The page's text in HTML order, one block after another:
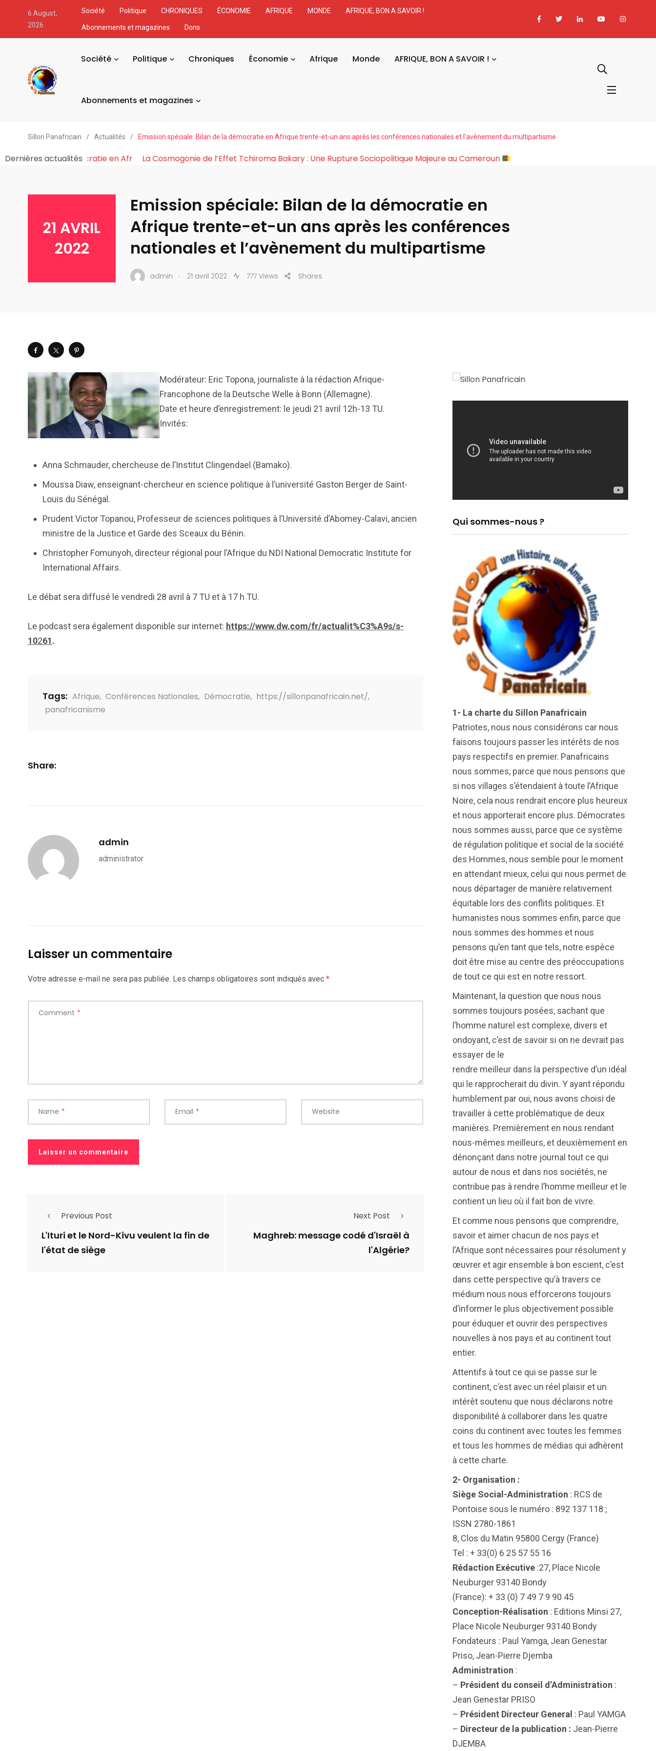
6 August,
2026
Société Politique CHRONIQUES ÉCONOMIE AFRIQUE MONDE AFRIQUE, BON A SAVOIR !
Abonnements et magazines Dons
Société Politique Chroniques Économie Afrique Monde AFRIQUE, BON A SAVOIR !
Abonnements et magazines
Sillon Panafricain / Actualités / Emission spéciale: Bilan de la démocratie en Afrique trente-et-un ans après les conférences nationales et l’avènement du multipartisme
Dernières actualités
Pouvoir Fabrique et Asphyxie la Démocratie en Afr La Cosmogonie de l’Effet Tchiroma Bakary : Une Rupture Sociopolitique Majeure au Cameroun
21 AVRIL
2022
Emission spéciale: Bilan de la démocratie en
Afrique trente-et-un ans après les conférences
nationales et l’avènement du multipartisme
admin . 21 avril 2022 777 Views Shares
Modérateur: Eric Topona, journaliste à la rédaction Afrique-
Francophone de la Deutsche Welle à Bonn (Allemagne).
Date et heure d’enregistrement: le jeudi 21 avril 12h-13 TU.
Invités:
Anna Schmauder, chercheuse de l’Institut Clingendael (Bamako).
Moussa Diaw, enseignant-chercheur en science politique à l’université Gaston Berger de Saint-
Louis du Sénégal.
Prudent Victor Topanou, Professeur de sciences politiques à l’Université d’Abomey-Calavi, ancien
ministre de la Justice et Garde des Sceaux du Bénin.
Christopher Fomunyoh, directeur régional pour l’Afrique du NDI National Democratic Institute for
International Affairs.
Le débat sera diffusé le vendredi 28 avril à 7 TU et à 17 h TU.
Le podcast sera également disponible sur internet: https://www.dw.com/fr/actualit%C3%A9s/s-
10261.
Tags: Afrique, Conférences Nationales, Démocratie, https://sillonpanafricain.net/,
panafricanisme
Share:
admin
administrator
Laisser un commentaire
Votre adresse e-mail ne sera pas publiée. Les champs obligatoires sont indiqués avec *
Comment *
Name * Email * Website
Previous Post
L'Ituri et le Nord-Kivu veulent la fin de
l'état de siège
Next Post
Maghreb: message codé d'Israël à
l'Algérie?
Qui sommes-nous ?
1- La charte du Sillon Panafricain
Patriotes, nous nous considérons car nous
faisons toujours passer les intérêts de nos
pays respectifs en premier. Panafricains
nous sommes, parce que nous pensons que
si nos villages s’étendaient à toute l’Afrique
Noire, cela nous rendrait encore plus heureux
et nous apporterait encore plus. Démocrates
nous sommes aussi, parce que ce système
de régulation politique et social de la société
des Hommes, nous semble pour le moment
en attendant mieux, celui qui nous permet de
nous départager de manière relativement
équitable lors des conflits politiques. Et
humanistes nous sommes enfin, parce que
nous sommes des hommes et nous
pensons qu’en tant que tels, notre espèce
doit être mise au centre des préoccupations
de tout ce qui est en notre ressort.
Maintenant, la question que nous nous
sommes toujours posées, sachant que
l’homme naturel est complexe, divers et
ondoyant, c’est de savoir si on ne devrait pas
essayer de le
rendre meilleur dans la perspective d’un idéal
qui le rapprocherait du divin. Y ayant répondu
humblement par oui, nous avons choisi de
travailler à cette problématique de deux
manières. Premièrement en nous rendant
nous-mêmes meilleurs, et deuxièmement en
dénonçant dans notre journal tout ce qui
autour de nous et dans nos sociétés, ne
contribue pas à rendre l’homme meilleur et le
contient un lieu où il fait bon de vivre.
Et comme nous pensons que comprendre,
savoir et aimer chacun de nos pays et
l’Afrique sont nécessaires pour résolument y
œuvrer et agir ensemble à bon escient, c’est
dans cette perspective qu’à travers ce
médium nous nous efforcerons toujours
d’informer le plus objectivement possible
pour éduquer et ouvrir des perspectives
nouvelles à nos pays et au continent tout
entier.
Attentifs à tout ce qui se passe sur le
continent, c’est avec un réel plaisir et un
intérêt soutenu que nous déclarons notre
disponibilité à collaborer dans les quatre
coins du continent avec toutes les femmes
et tous les hommes de médias qui adhèrent
à cette charte.
2- Organisation :
Siège Social-Administration : RCS de
Pontoise sous le numéro : 892 137 118 ;
ISSN 2780-1861
8, Clos du Matin 95800 Cergy (France)
Tel : + 33(0) 6 25 57 55 16
Rédaction Exécutive :27, Place Nicole
Neuburger 93140 Bondy
(France): + 33 (0) 7 49 7 9 90 45
Conception-Réalisation : Editions Minsi 27,
Place Nicole Neuburger 93140 Bondy
Fondateurs : Paul Yamga, Jean Genestar
Priso, Jean-Pierre Djemba
Administration :
– Président du conseil d’Administration :
Jean Genestar PRISO
– Président Directeur General : Paul YAMGA
– Directeur de la publication : Jean-Pierre
DJEMBA